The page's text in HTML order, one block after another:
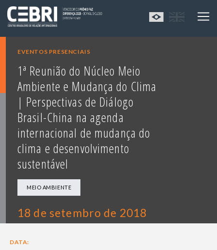
EVENTOS PRESENCIAIS
1ª Reunião do Núcleo Meio
Ambiente e Mudança do Clima
| Perspectivas de Diálogo
Brasil-China na agenda
internacional de mudança do
clima e desenvolvimento
sustentável
MEIO AMBIENTE
18 de setembro de 2018
DATA: